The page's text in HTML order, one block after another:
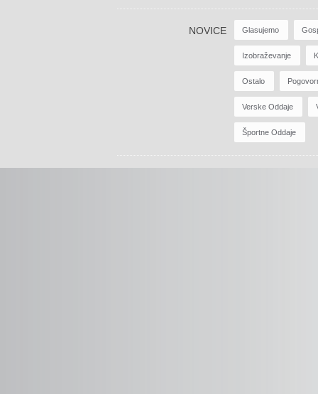
NOVICE Glasujemo
Izobraževanje
Ostalo
Verske Oddaje
Športne Oddaje